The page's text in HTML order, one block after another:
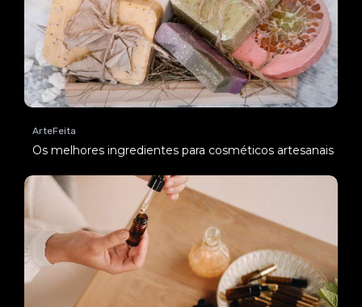
ArteFeita
Os melhores ingredientes para cosméticos artesanais